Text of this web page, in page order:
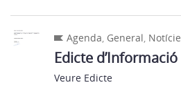
Agenda, General,
Edicte
Veure Edicte